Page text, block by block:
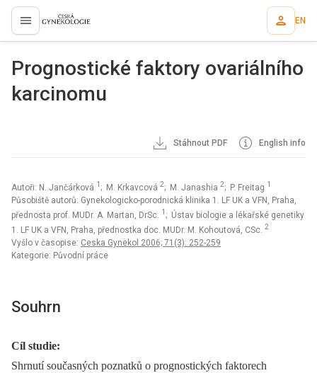
proLékaře.cz EN
Prognostické faktory ovariálního
karcinomu
Stáhnout PDF English info
Autoři: N. Jančárková 1 ; M. Krkavcová 2; M. Janashia 2; P. Freitag 1
Působiště autorů: Gynekologicko-porodnická klinika 1. LF UK a VFN, Praha,
přednosta prof. MUDr. A. Martan, DrSc. 1 ; Ústav biologie a lékařské genetiky
1. LF UK a VFN, Praha, přednostka doc. MUDr. M. Kohoutová, CSc. 2
Vyšlo v časopise: Ceska Gynekol 2006; 71(3): 252-259
Kategorie: Původní práce
Souhrn
Cíl studie:
Shrnutí současných poznatků o prognostických faktorech